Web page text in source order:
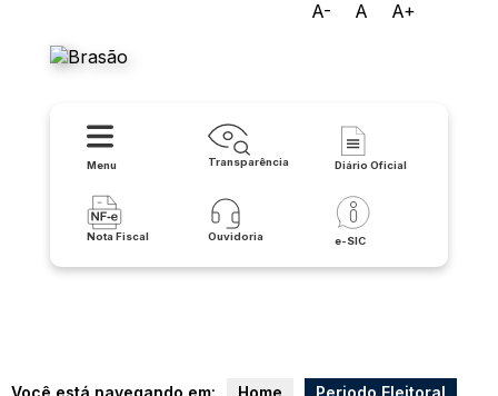
A- A A+
Menu Transparência Diário Oficial
Nota Fiscal Ouvidoria e-SIC
Você está navegando em: Home Periodo Eleitoral